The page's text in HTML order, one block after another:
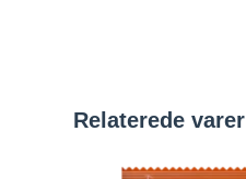
Relaterede varer